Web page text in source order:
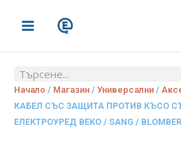
MENU
Search
Начало / Магазин / Универсални /
КАБЕЛ СЪС ЗАЩИТА ПРОТИВ КЪСО
ЕЛЕКТРОУРЕД BEKO / SANG /